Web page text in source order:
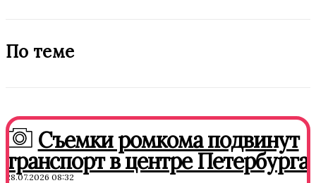
По теме
Съемки ромкома подвинут
транспорт в центре Петербурга
28.07.2026 08:32